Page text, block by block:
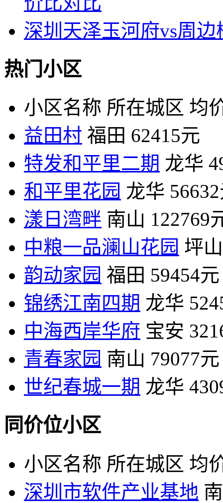
深圳天泽玉河府vs周
热门小区
小区名称 所在城区 均
益田村 福田 62415元
特发和平里二期 龙华
和平里花园 龙华
漾日湾畔 南山 122769
中粮一品澜山花园 坪山
韵动家园 福田 59454元
锦绣江南四期 龙华
中海西岸华府 宝安
青春家园 南山 79077元
世纪春城一期 龙华
同价位小区
小区名称 所在城区 均
深圳市软件产业基地